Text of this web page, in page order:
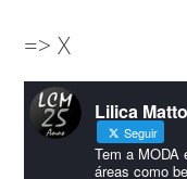
amigos que sempre
#lcmassessoria
#HappyNewYear
Foto
=> X
Lilica
Seguir
Tem a
áreas como